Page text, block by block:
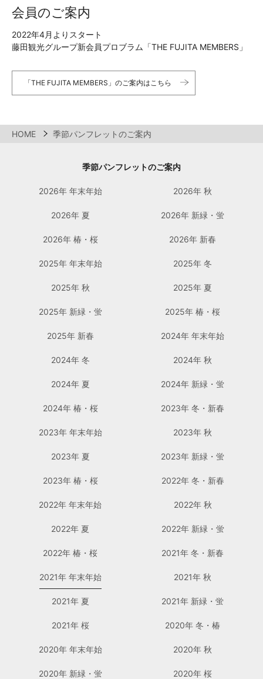
会員のご案内
2022年4月よりスタート
藤田観光グループ新会員プロブラム「THE FUJITA MEMBERS」
「THE FUJITA MEMBERS」のご案内はこちら
HOME 季節パンフレットのご案内
季節パンフレットのご案内
2026年 年末年始 2026年 秋
2026年 夏 2026年 新緑・蛍
2026年 椿・桜 2026年 新春
2025年 年末年始 2025年 冬
2025年 秋 2025年 夏
2025年 新緑・蛍 2025年 椿・桜
2025年 新春 2024年 年末年始
2024年 冬 2024年 秋
2024年 夏 2024年 新緑・蛍
2024年 椿・桜 2023年 冬・新春
2023年 年末年始 2023年 秋
2023年 夏 2023年 新緑・蛍
2023年 椿・桜 2022年 冬・新春
2022年 年末年始 2022年 秋
2022年 夏 2022年 新緑・蛍
2022年 椿・桜 2021年 冬・新春
2021年 年末年始 2021年 秋
2021年 夏 2021年 新緑・蛍
2021年 桜 2020年 冬・椿
2020年 年末年始 2020年 秋
2020年 新緑・蛍 2020年 桜